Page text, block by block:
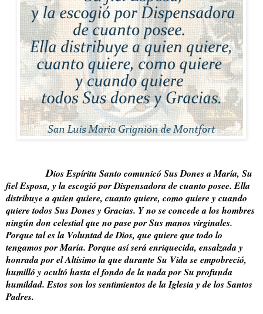
Dios Espíritu Santo comunicó Sus Dones a María, Su
fiel Esposa, y la escogió por Dispensadora de cuanto posee. Ella
distribuye a quien quiere, cuanto quiere, como quiere y cuando
quiere todos Sus Dones y Gracias. Y no se concede a los hombres
ningún don celestial que no pase por Sus manos virginales.
Porque tal es la Voluntad de Dios, que quiere que todo lo
tengamos por María. Porque así será enriquecida, ensalzada y
honrada por el Altísimo la que durante Su Vida se empobreció,
humilló y ocultó hasta el fondo de la nada por Su profunda
humildad. Estos son los sentimientos de la Iglesia y de los Santos
Padres.